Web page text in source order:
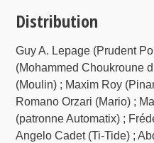
Distribution
Guy A. Lepage (Prudent
(Mohammed Choukroune
(Moulin) ; Maxim Roy
Romano Orzari (Mario) ;
(patronne Automatix) ;
Angelo Cadet (Ti-Tide) ;